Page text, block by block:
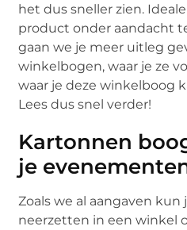
het dus sneller zien.
product onder aandacht
gaan we je meer uitleg
winkelbogen, waar je ze
waar je deze winkelboog
Lees dus snel verder!
Kartonnen
je
Zoals we al aangaven
neerzetten in een winkel